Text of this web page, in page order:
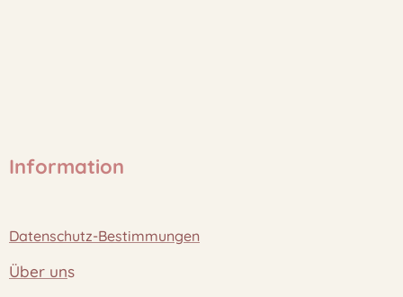
Information
Datenschutz-Bestimmungen
Über uns